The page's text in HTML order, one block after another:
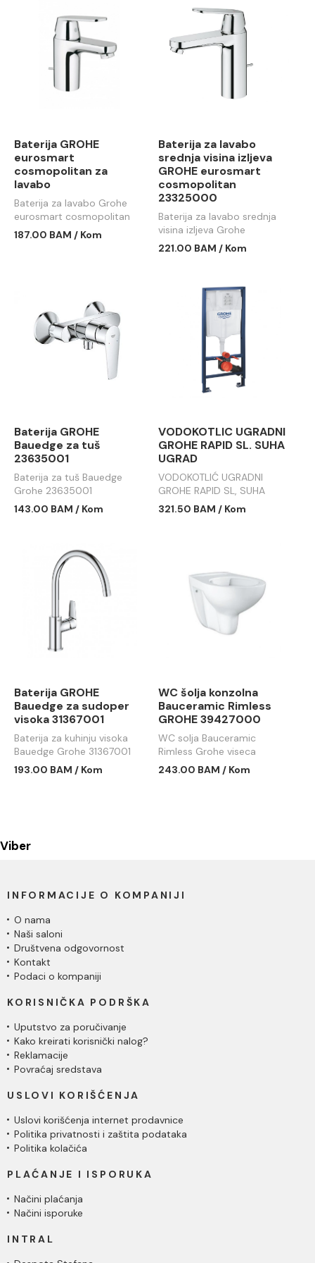
Baterija GROHE
eurosmart
cosmopolitan za
lavabo
Baterija za lavabo Grohe
eurosmart cosmopolitan
187.00 BAM / Kom
Baterija za lavabo
srednja visina izljeva
GROHE eurosmart
cosmopolitan
23325000
Baterija za lavabo srednja
visina izljeva Grohe
eurosmart cosmopolitan
221.00 BAM / Kom
Baterija GROHE
Bauedge za tuš
23635001
Baterija za tuš Bauedge
Grohe 23635001
143.00 BAM / Kom
VODOKOTLIC UGRADNI
GROHE RAPID SL. SUHA
UGRAD
VODOKOTLIĆ UGRADNI
GROHE RAPID SL, SUHA
UGRAD
321.50 BAM / Kom
Baterija GROHE
Bauedge za sudoper
visoka 31367001
Baterija za kuhinju visoka
Bauedge Grohe 31367001
193.00 BAM / Kom
WC šolja konzolna
Bauceramic Rimless
GROHE 39427000
WC solja Bauceramic
Rimless Grohe viseca
39427000
243.00 BAM / Kom
Viber
INFORMACIJE O KOMPANIJI
O nama
Naši saloni
Društvena odgovornost
Kontakt
Podaci o kompaniji
KORISNIČKA PODRŠKA
Uputstvo za poručivanje
Kako kreirati korisnički nalog?
Reklamacije
Povraćaj sredstava
USLOVI KORIŠĆENJA
Uslovi korišćenja internet prodavnice
Politika privatnosti i zaštita podataka
Politika kolačića
PLAĆANJE I ISPORUKA
Načini plaćanja
Načini isporuke
INTRAL